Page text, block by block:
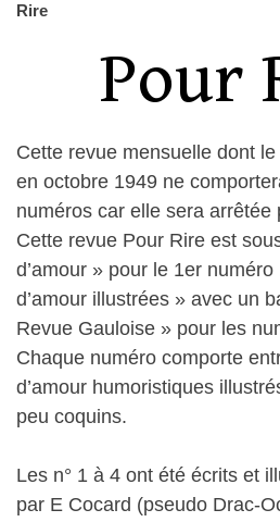
Rire
Pour
Cette revue mensuelle dont
en octobre 1949 ne
numéros car elle sera arrêtée
Cette revue Pour Rire est
d’amour » pour le 1er
d’amour illustrées » avec un
Revue Gauloise » pour les
Chaque numéro comporte
d’amour humoristiques
peu coquins.
Les n° 1 à 4 ont été écrits et
par E Cocard (pseudo Drac-